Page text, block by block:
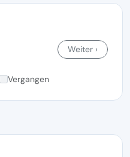
Weiter ›
Vergangen